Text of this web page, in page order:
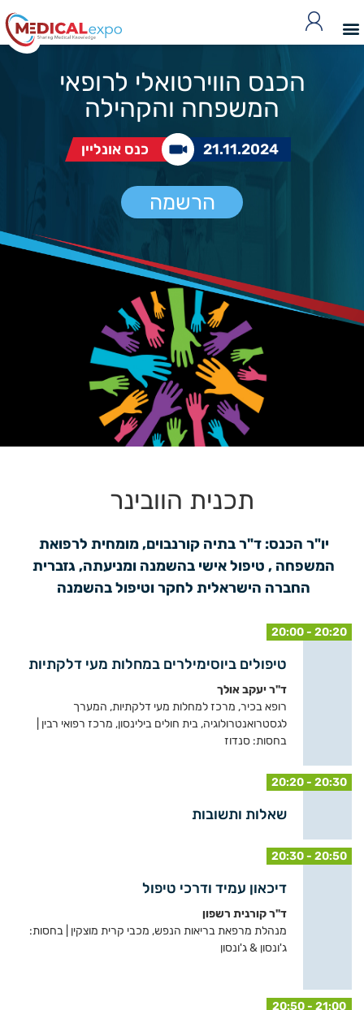
הכנס הווירטואלי לרופאי
המשפחה והקהילה
21.11.2024 כנס אונליין
הרשמה
תכנית הוובינר
החברה הישראלית לחקר וטיפול בהשמנה
20:00 - 20:20
טיפולים ביוסימילרים במחלות מעי דלקתיות
ד"ר יעקב אולך
רופא בכיר, מרכז למחלות מעי דלקתיות, המערך
לגסטרואנטרולוגיה, בית חולים בילינסון, מרכז רפואי רבין |
בחסות: סנדוז
20:20 - 20:30
שאלות ותשובות
20:30 - 20:50
דיכאון עמיד ודרכי טיפול
ד"ר קורנית רשפון
מנהלת מרפאת בריאות הנפש, מכבי קרית מוצקין | בחסות:
ג'ונסון & ג'ונסון
20:50 - 21:00